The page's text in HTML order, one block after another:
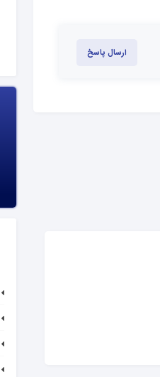
ارسال پاسخ